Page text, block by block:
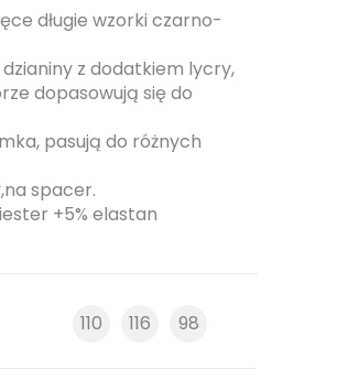
długie wzorki czarno-
z dodatkiem lycry,
dopasowują się do
pasują do różnych
spacer.
+5% elastan
110 116 98